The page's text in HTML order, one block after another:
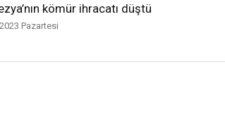
kömür ihracatı düştü
Pazartesi